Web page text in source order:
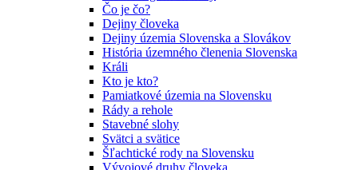
Čo je čo?
Dejiny človeka
Dejiny územia Slovenska a Slovákov
História územného členenia Slovenska
Králi
Kto je kto?
Pamiatkové územia na Slovensku
Rády a rehole
Stavebné slohy
Svätci a svätice
Šľachtické rody na Slovensku
Vývojové druhy človeka